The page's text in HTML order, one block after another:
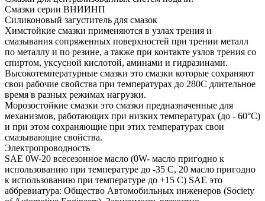
Смазки серии ВНИИНП
Силиконовый загуститель для смазок
Химстойкие смазки применяются в узлах трения и
смазывания сопряженных поверхностей при трении металл
по металлу и по резине, а также при контакте узлов трения со
спиртом, уксусной кислотой, аминами и гидразинами.
Высокотемпературные смазки это смазки которые сохраняют
свои рабочие свойства при температурах до 280С длительное
время в разных режимах нагрузки.
Морозостойкие смазки это смазки предназначенные для
механизмов, работающих при низких температурах (до - 60°С)
и при этом сохраняющие при этих температурах свои
смазывающие свойства.
Электропроводность
SAE 0W-20 всесезонное масло (0W- масло пригодно к
использованию при температуре до -35 С, 20 масло пригодно
к использованию при температуре до +15 С) SAE это
аббревиатура: Общество Автомобильных инженеров (Society